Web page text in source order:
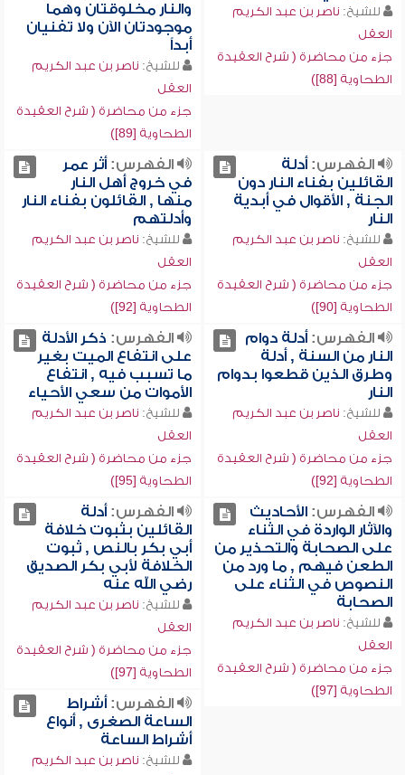
للشيخ: ناصر بن عبد الكريم
العقل
جزء من محاضرة ( شرح العقيدة
الطحاوية [88])
والنار مخلوقتان وهما
موجودتان الآن ولا تفنيان
أبداً
للشيخ: ناصر بن عبد الكريم
العقل
جزء من محاضرة ( شرح العقيدة
الطحاوية [89])
الفهرس:أدلة
القائلين بفناء النار دون
الجنة , الأقوال في أبدية
النار
للشيخ: ناصر بن عبد الكريم
العقل
جزء من محاضرة ( شرح العقيدة
الطحاوية [90])
الفهرس:أثر عمر
في خروج أهل النار
منها , القائلون بفناء النار
وأدلتهم
للشيخ: ناصر بن عبد الكريم
العقل
جزء من محاضرة ( شرح العقيدة
الطحاوية [92])
الفهرس:أدلة دوام
النار من السنة , أدلة
وطرق الذين قطعوا بدوام
النار
للشيخ: ناصر بن عبد الكريم
العقل
جزء من محاضرة ( شرح العقيدة
الطحاوية [92])
الفهرس: ذكر الأدلة
على انتفاع الميت بغير
ما تسبب فيه , انتفاع
الأموات من سعي الأحياء
للشيخ: ناصر بن عبد الكريم
العقل
جزء من محاضرة ( شرح العقيدة
الطحاوية [95])
الفهرس:الأحاديث
والآثار الواردة في الثناء
على الصحابة والتحذير من
الطعن فيهم , ما ورد من
النصوص في الثناء على
الصحابة
للشيخ: ناصر بن عبد الكريم
العقل
جزء من محاضرة ( شرح العقيدة
الطحاوية [97])
الفهرس:أدلة
القائلين بثبوت خلافة
أبي بكر بالنص , ثبوت
الخلافة لأبي بكر الصديق
رضي الله عنه
للشيخ: ناصر بن عبد الكريم
العقل
جزء من محاضرة ( شرح العقيدة
الطحاوية [97])
الفهرس:أشراط
الساعة الصغرى , أنواع
أشراط الساعة
للشيخ: ناصر بن عبد الكريم